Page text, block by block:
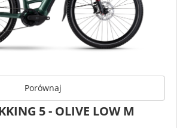
Porównaj
5 - OLIVE LOW M